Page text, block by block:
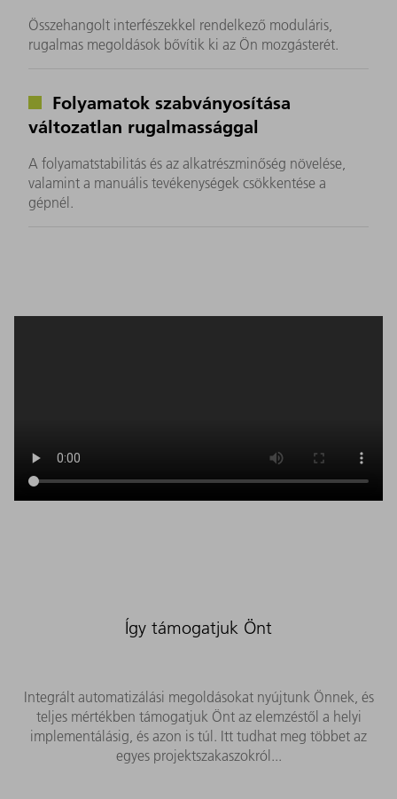
Összehangolt interfészekkel rendelkező moduláris,
rugalmas megoldások bővítik ki az Ön mozgásterét.
Folyamatok szabványosítása
változatlan rugalmassággal
A folyamatstabilitás és az alkatrészminőség növelése,
valamint a manuális tevékenységek csökkentése a
gépnél.
Így támogatjuk Önt
Integrált automatizálási megoldásokat nyújtunk Önnek, és
teljes mértékben támogatjuk Önt az elemzéstől a helyi
implementálásig, és azon is túl. Itt tudhat meg többet az
egyes projektszakaszokról...